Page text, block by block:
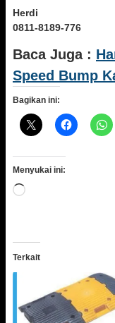
Herdi
0811-8189-776
Baca Juga :
Speed Bump
Bagikan ini:
Menyukai ini:
Memuat...
Terkait